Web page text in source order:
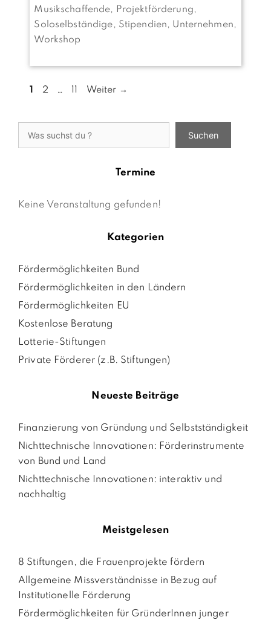
Musikschaffende, Projektförderung,
Soloselbständige, Stipendien, Unternehmen,
Workshop
Seite
1 Seite
2 … SeiteWeiter →
Suchen
Termine
Keine Veranstaltung gefunden!
Kategorien
Fördermöglichkeiten Bund
Fördermöglichkeiten in den Ländern
Fördermöglichkeiten EU
Kostenlose Beratung
Lotterie-Stiftungen
Private Förderer (z.B. Stiftungen)
Neueste Beiträge
Finanzierung von Gründung und Selbstständigkeit
Nichttechnische Innovationen: Förderinstrumente
von Bund und Land
Nichttechnische Innovationen: interaktiv und
nachhaltig
Meistgelesen
8 Stiftungen, die Frauenprojekte fördern
Allgemeine Missverständnisse in Bezug auf
Institutionelle Förderung
Fördermöglichkeiten für GründerInnen junger